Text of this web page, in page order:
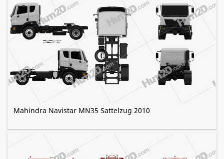
Mahindra Navistar MN35 Sattelzug 2010